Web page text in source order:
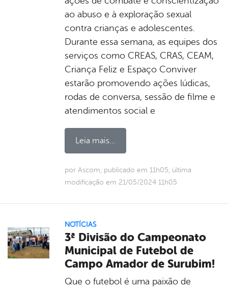
ao abuso e à exploração sexual
contra crianças e adolescentes.
Durante essa semana, as equipes dos
serviços como CREAS, CRAS, CEAM,
Criança Feliz e Espaço Conviver
estarão promovendo ações lúdicas,
rodas de conversa, sessão de filme e
atendimentos social e
Leia mais...
por Ascom, publicado em 11h05, última
modificação em 21/05/2024 11h05
NOTÍCIAS
3ª Divisão do Campeonato
Municipal de Futebol de
Campo Amador de Surubim!
Que o futebol é uma paixão de